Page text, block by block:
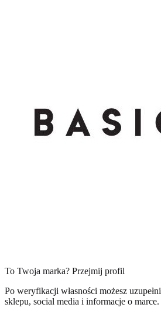
To Twoja marka? Przejmij profil
Po weryfikacji własności możesz
sklepu, social media i informacje o marce.